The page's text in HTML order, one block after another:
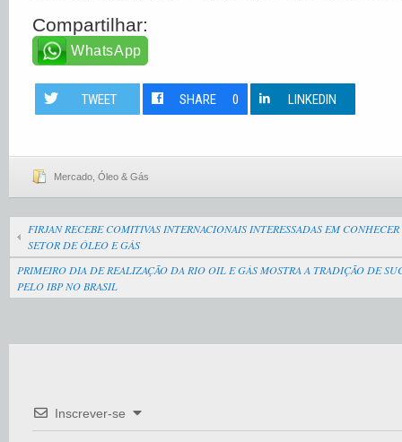
Compartilhar:
WhatsApp
TWEET SHARE 0 LINKEDIN
Mercado Óleo & Gás
FIRJAN RECEBE COMITIVAS INTERNACIONAIS INTERESSADAS EM
SETOR DE ÓLEO E GÁS
PRIMEIRO DIA DE REALIZAÇÃO DA RIO OIL E GÁS MOSTRA A TRADIÇÃO DE
PELO IBP NO BRASIL
Inscrever-se